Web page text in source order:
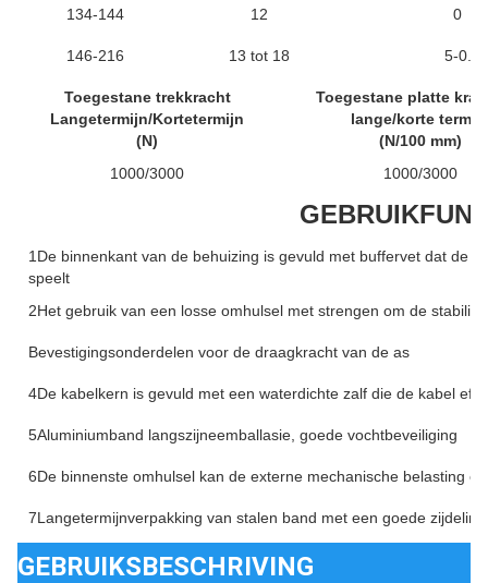
134-144 12 0
146-216 13 tot 18 5-0.
Toegestane trekkracht
Langetermijn/Kortetermijn
(N)
Toegestane platte
lange/korte
(N/100 mm)
1000/3000
1000/3000
1De binnenkant van de behuizing is gevuld met buffervet dat de
speelt
2Het gebruik van een losse omhulsel met strengen om de
Bevestigingsonderdelen voor de draagkracht van de as
4De kabelkern is gevuld met een waterdichte zalf die de kabel
5Aluminiumband langszijneemballasie, goede vochtbeveiliging
6De binnenste omhulsel kan de externe mechanische belasting
7Langetermijnverpakking van stalen band met een goede
GEBRUIKSBESCHRIVING